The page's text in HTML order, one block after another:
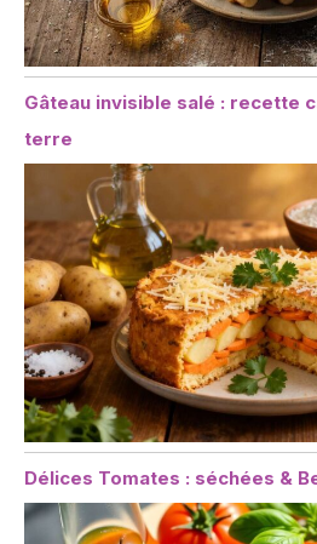
Gâteau invisible salé : recette
terre
Délices Tomates : séchées &